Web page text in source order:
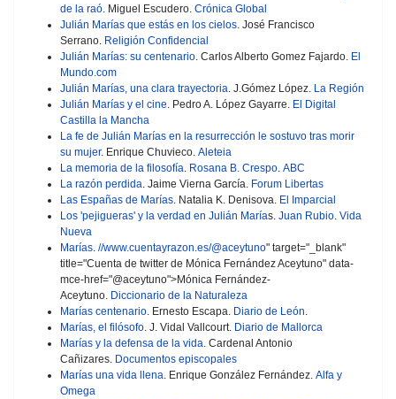
de la raó . Miguel Escudero. Crónica Global
Julián Marías que estás en los cielos . José Francisco
Serrano. Religión Confidencial
Julián Marías: su centenario . Carlos Alberto Gomez Fajardo. El
Mundo.com
Julián Marías, una clara trayectoria . J.Gómez López. La Región
Julián Marías y el cine . Pedro A. López Gayarre. El Digital
Castilla la Mancha
La fe de Julián Marías en la resurrección le sostuvo tras morir
su mujer. Enrique Chuvieco. Aleteia
La memoria de la filosofía Rosana B. Crespo ABC
La razón perdida . Jaime Vierna García. Forum Libertas
Las Españas de Marías . Natalia K. Denisova. El Imparcial
Los 'pejigueras' y la verdad en Julián Marías. Juan Rubio Vida
Nueva
Marías //www.cuentayrazon.es/@aceytuno" target="_blank"
title="Cuenta de twitter de Mónica Fernández Aceytuno" data-
mce-href="@aceytuno">Mónica Fernández-
Aceytuno. Diccionario de la Naturaleza
Marías centenario . Ernesto Escapa. Diario de León
Marías, el filósofo . J. Vidal Vallcourt. Diario de Mallorca
Marías y la defensa de la vida . Cardenal Antonio
Cañizares. Documentos episcopales
Marías una vida llena . Enrique González Fernández. Alfa y
Omega